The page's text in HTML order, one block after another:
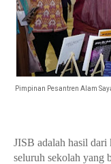
Pimpinan Pesantren Alam
​JISB adalah hasil dari
seluruh sekolah yang